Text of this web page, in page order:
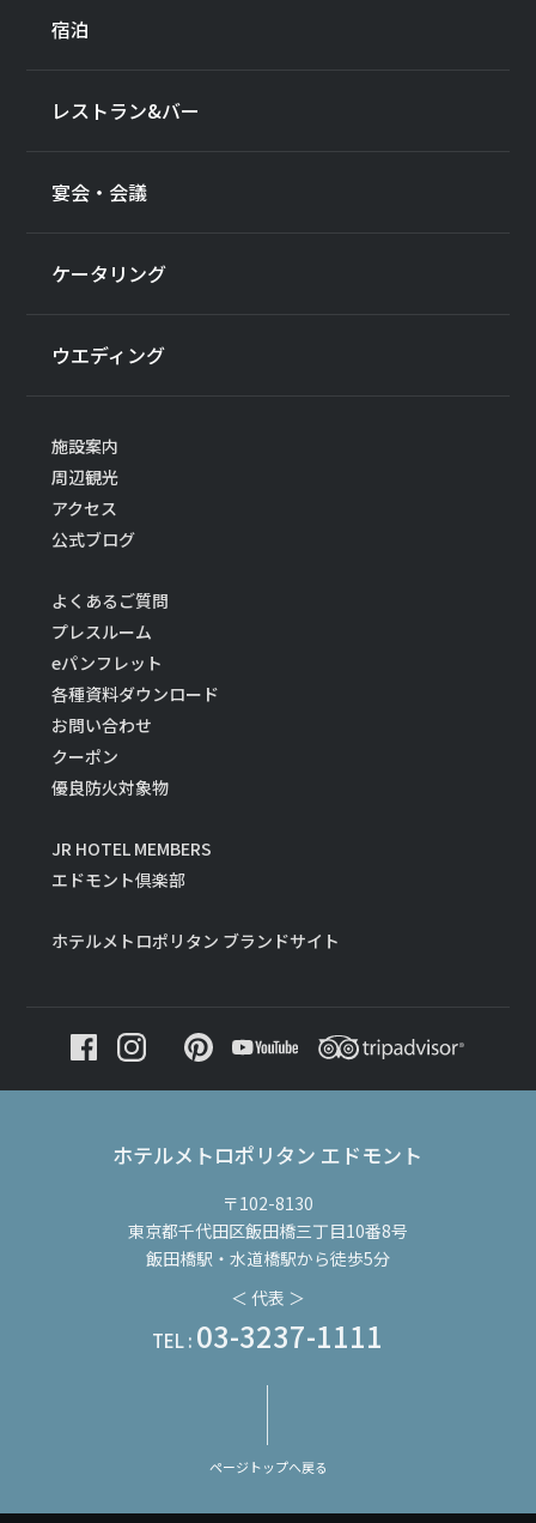
宿泊
レストラン&バー
宴会・会議
ケータリング
ウエディング
施設案内
周辺観光
アクセス
公式ブログ
よくあるご質問
プレスルーム
eパンフレット
各種資料ダウンロード
お問い合わせ
クーポン
優良防火対象物
JR HOTEL MEMBERS
エドモント倶楽部
ホテルメトロポリタン ブランドサイト
ホテルメトロポリタン エドモント
〒102-8130
東京都千代田区飯田橋三丁目10番8号
飯田橋駅・水道橋駅から徒歩5分
＜ 代表 ＞
TEL : 03-3237-1111
ページトップへ戻る